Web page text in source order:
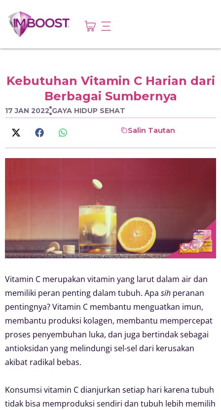
Kebutuhan Vitamin C Harian dari
Berbagai Sumbernya
17 JAN 2022 GAYA HIDUP SEHAT
Salin Tautan
Vitamin C merupakan vitamin yang larut dalam air dan
memiliki peran penting dalam tubuh. Apa sih peranan
pentingnya? Vitamin C membantu menguatkan imun,
membantu produksi kolagen, membantu mempercepat
proses penyembuhan luka, dan juga bertindak sebagai
antioksidan yang melindungi sel-sel dari kerusakan
akibat radikal bebas.
Konsumsi vitamin C dianjurkan setiap hari karena tubuh
tidak bisa memproduksi sendiri dan tubuh lebih memilih